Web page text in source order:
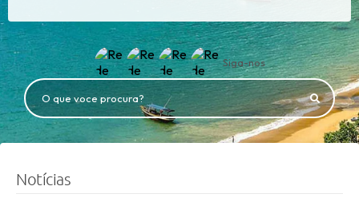
Siga-nos
O que voce procura?
Notícias